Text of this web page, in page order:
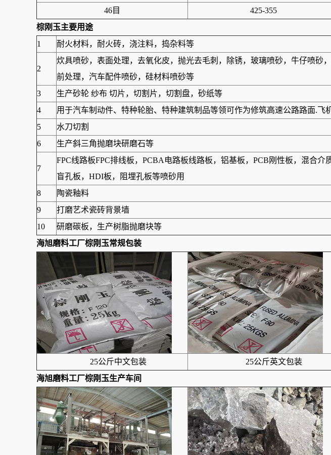
46目
425-355
棕刚玉主要用途
1
耐火材料，耐火砖，浇注料，捣杂料等
2
炊具喷砂，表面处理，去氧化皮，抛光去毛刺，除锈，玻璃喷砂，牛仔喷
前处理，汽车配件喷砂，硅材料喷砂等
3
生产砂轮 纱布 切片，切割片，切割盘，砂纸等
4
用于汽车制动件、特种轮胎、特种建筑制品等领可作为修筑高速公路路面.飞
5
水刀切割
6
生产斜三角抛磨块研磨石等
7
FPC线路板FPC排线板，PCBA电路板线路板，铝基板，PCB刚性板，混合
盲孔板，HDI板，阻埋孔板等喷砂用
8
陶瓷釉料
9
打磨艺术瓷砖背景墙
10
研磨碳板，生产树脂抛磨块等
海旭磨料工厂棕刚玉常规包装
25公斤中文包装 25公斤英文包装
海旭磨料工厂棕刚玉生产车间